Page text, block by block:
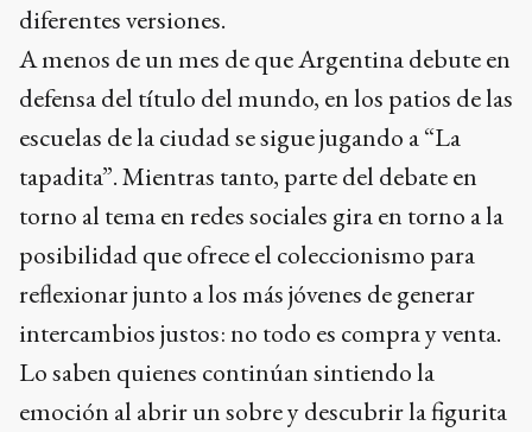
diferentes versiones.
A menos de un mes de que Argentina debute en
defensa del título del mundo, en los patios de las
escuelas de la ciudad se sigue jugando a “La
tapadita”. Mientras tanto, parte del debate en
torno al tema en redes sociales gira en torno a la
posibilidad que ofrece el coleccionismo para
reflexionar junto a los más jóvenes de generar
intercambios justos: no todo es compra y venta.
Lo saben quienes continúan sintiendo la
emoción al abrir un sobre y descubrir la figurita